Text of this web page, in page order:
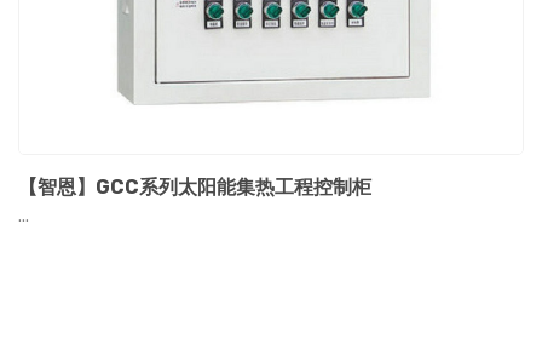
【智恩】GCC系列太阳能集热工程控制柜
...